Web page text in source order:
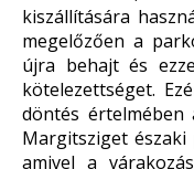
kiszállítására
megelőzően a
újra behajt és
kötelezettséget.
döntés értelmében
Margitsziget
amivel a